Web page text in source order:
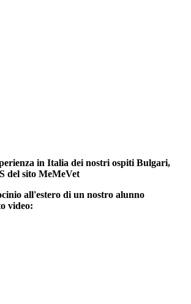
in Italia dei nostri ospiti Bulgari,
del sito MeMeVet
all'estero di un nostro alunno
video: